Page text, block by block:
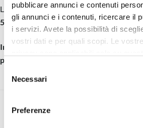
pubblicare annunci e contenuti
gli annunci e i contenuti, ricercare il
i servizi. Avete la possibilità di
vostri dati e per quali scopi. Le
modificare o revocare il proprio
momento dalla Dichiarazione sui
Necessari
Preferenze
Listing? Buyer? Finance? Team? Ti
50%valido su qualsiasi corso registrato
Inserisci la tua mail qui sotto per
personale e scartare il tuo regalo.